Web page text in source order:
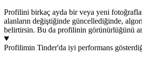
Profilini birkaç ayda bir veya yeni
alanların değiştiğinde güncellediğinde,
belirtirsin. Bu da profilinin görünürlüğünü
Profilimin Tinder'da iyi performans